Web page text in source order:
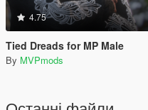
4.75
Tied Dreads for MP Male
By MVPmods